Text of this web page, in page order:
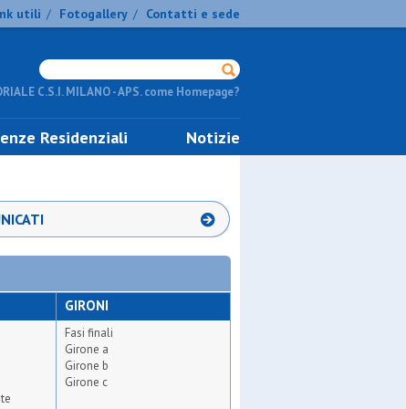
utili / Fotogallery / Contatti e sede
C.S.I. MILANO - APS. come Homepage?
Residenziali Notizie
GIRONI
Fasi finali
Girone a
Girone b
Girone c